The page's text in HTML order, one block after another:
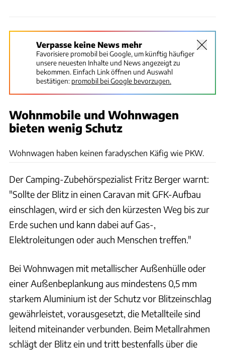
Verpasse keine News mehr
Favorisiere promobil bei Google, um künftig häufiger
unsere neuesten Inhalte und News angezeigt zu
bekommen. Einfach Link öffnen und Auswahl
bestätigen: promobil bei Google bevorzugen.
Wohnmobile und Wohnwagen
bieten wenig Schutz
Wohnwagen haben keinen faradyschen Käfig wie PKW.
Der Camping-Zubehörspezialist Fritz Berger warnt:
"Sollte der Blitz in einen Caravan mit GFK-Aufbau
einschlagen, wird er sich den kürzesten Weg bis zur
Erde suchen und kann dabei auf Gas-,
Elektroleitungen oder auch Menschen treffen."
Bei Wohnwagen mit metallischer Außenhülle oder
einer Außenbeplankung aus mindestens 0,5 mm
starkem Aluminium ist der Schutz vor Blitzeinschlag
gewährleistet, vorausgesetzt, die Metallteile sind
leitend miteinander verbunden. Beim Metallrahmen
schlägt der Blitz ein und tritt bestenfalls über die